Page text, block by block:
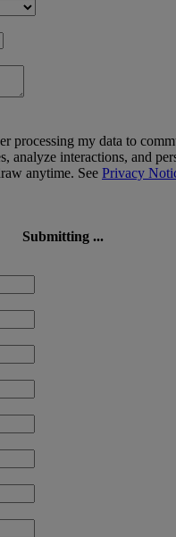
processing my data to
analyze interactions, and
anytime. See Privacy
Submitting ...